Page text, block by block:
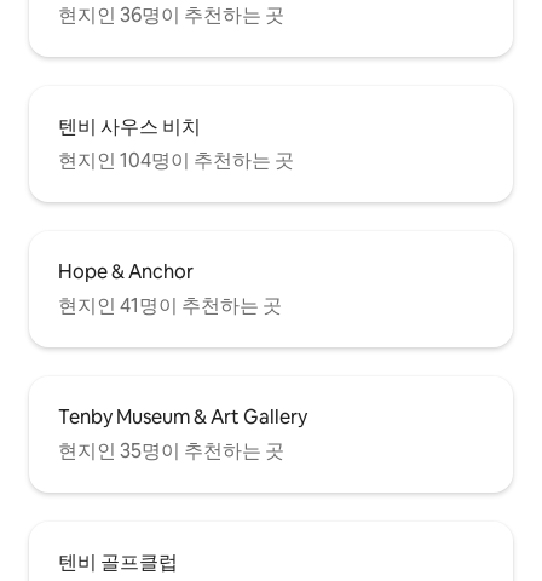
현지인 36명이 추천하는 곳
텐비 사우스 비치
현지인 104명이 추천하는 곳
Hope & Anchor
현지인 41명이 추천하는 곳
Tenby Museum & Art Gallery
현지인 35명이 추천하는 곳
텐비 골프클럽